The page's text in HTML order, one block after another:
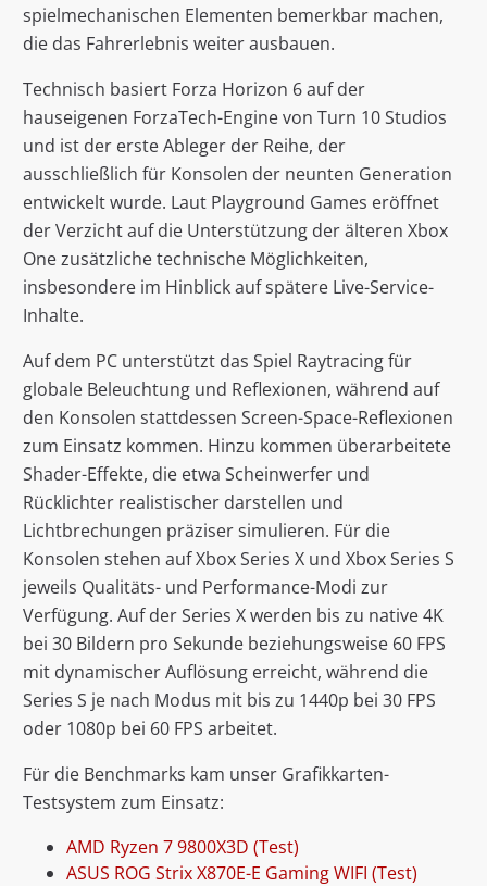
spielmechanischen Elementen bemerkbar machen,
die das Fahrerlebnis weiter ausbauen.
Technisch basiert Forza Horizon 6 auf der
hauseigenen ForzaTech-Engine von Turn 10 Studios
und ist der erste Ableger der Reihe, der
ausschließlich für Konsolen der neunten Generation
entwickelt wurde. Laut Playground Games eröffnet
der Verzicht auf die Unterstützung der älteren Xbox
One zusätzliche technische Möglichkeiten,
insbesondere im Hinblick auf spätere Live-Service-
Inhalte.
Auf dem PC unterstützt das Spiel Raytracing für
globale Beleuchtung und Reflexionen, während auf
den Konsolen stattdessen Screen-Space-Reflexionen
zum Einsatz kommen. Hinzu kommen überarbeitete
Shader-Effekte, die etwa Scheinwerfer und
Rücklichter realistischer darstellen und
Lichtbrechungen präziser simulieren. Für die
Konsolen stehen auf Xbox Series X und Xbox Series S
jeweils Qualitäts- und Performance-Modi zur
Verfügung. Auf der Series X werden bis zu native 4K
bei 30 Bildern pro Sekunde beziehungsweise 60 FPS
mit dynamischer Auflösung erreicht, während die
Series S je nach Modus mit bis zu 1440p bei 30 FPS
oder 1080p bei 60 FPS arbeitet.
Für die Benchmarks kam unser Grafikkarten-
Testsystem zum Einsatz:
AMD Ryzen 7 9800X3D (Test)
ASUS ROG Strix X870E-E Gaming WIFI (Test)